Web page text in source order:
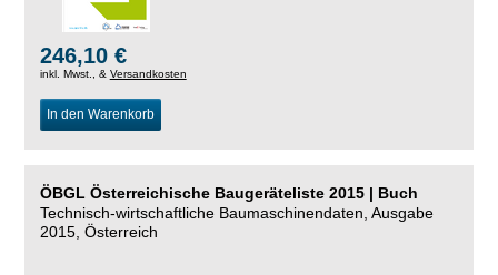
246,10 €
inkl. Mwst., & Versandkosten
In den Warenkorb
ÖBGL Österreichische Baugeräteliste 2015 | Buch
Technisch-wirtschaftliche Baumaschinendaten, Ausgabe
2015, Österreich